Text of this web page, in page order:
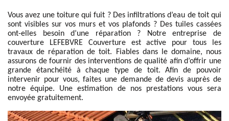
Vous avez une toiture qui fuit ? Des infiltrations d’eau de toit qui
sont visibles sur vos murs et vos plafonds ? Des tuiles cassées
ont-elles besoin d’une réparation ? Notre entreprise de
couverture LEFEBVRE Couverture est active pour tous les
travaux de réparation de toit. Fiables dans le domaine, nous
assurons de fournir des interventions de qualité afin d’offrir une
grande étanchéité à chaque type de toit. Afin de pouvoir
intervenir pour vous, faites une demande de devis auprès de
notre équipe. Une estimation de nos prestations vous sera
envoyée gratuitement.